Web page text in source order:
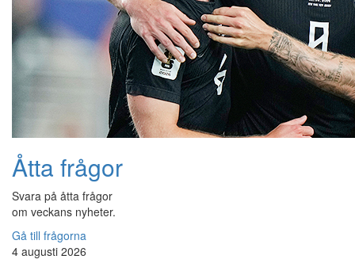
Åtta frågor
Svara på åtta frågor
om veckans nyheter.
Gå till frågorna
4 augusti 2026